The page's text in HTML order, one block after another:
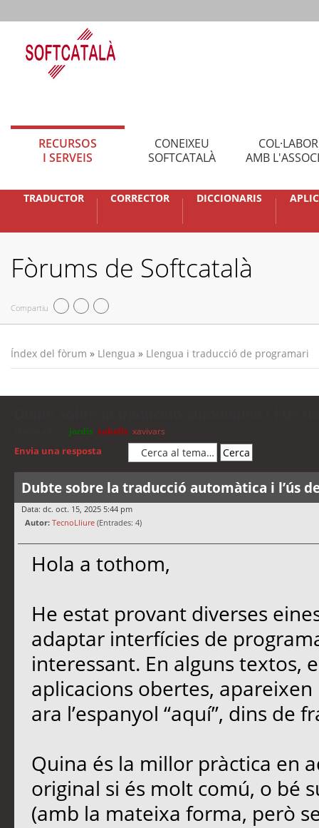
RECURSOS
I SERVEIS
CONEIXEU
SOFTCATALÀ
AMB
TRADUCTOR CORRECTOR DICCIONARIS
Fòrums de Softcatalà
Compartiu
Índex del fòrum » Llengua » Llengua i traducció de programari
jordis cubells xavivars
Envia una resposta
Dubte sobre la traducció automàtica i l’ús
Data: dc. oct. 15, 2025 5:44 pm
Autor: TecnoLliure (Entrades: 4)
Hola a tothom,
He estat provant diverses
adaptar interfícies de
interessant. En alguns textos,
aplicacions obertes,
ara l’espanyol “aquí”, dins de
Quina és la millor pràctica en
original si és molt comú, o bé
(amb la mateixa forma, però